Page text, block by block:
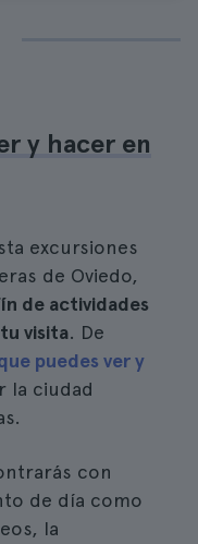
y hacer en
excursiones
de Oviedo,
de actividades
visita. De
puedes ver y
la ciudad
con
de día como
la